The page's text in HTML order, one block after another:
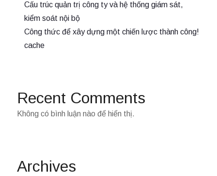
Cấu trúc quản trị công ty và hệ thống giám sát,
kiểm soát nội bộ
Công thức để xây dựng một chiến lược thành công!
cache
Recent Comments
Không có bình luận nào để hiển thị.
Archives